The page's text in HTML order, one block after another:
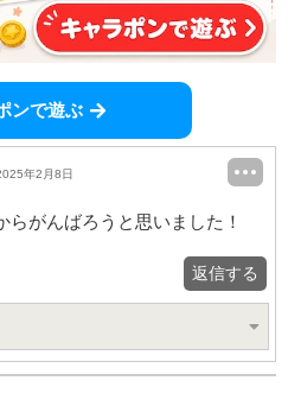
ンで遊ぶ
年2月8日
がんばろうと思いました！
返信する